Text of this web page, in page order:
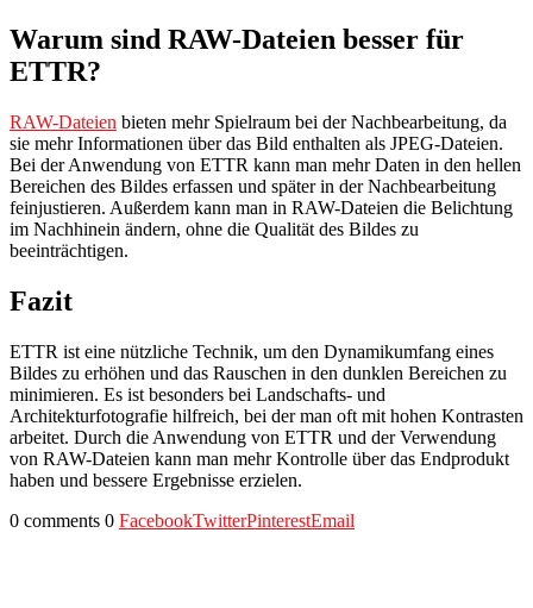
Warum sind RAW-Dateien besser für
ETTR?
RAW-Dateien bieten mehr Spielraum bei der Nachbearbeitung, da
sie mehr Informationen über das Bild enthalten als JPEG-Dateien.
Bei der Anwendung von ETTR kann man mehr Daten in den hellen
Bereichen des Bildes erfassen und später in der Nachbearbeitung
feinjustieren. Außerdem kann man in RAW-Dateien die Belichtung
im Nachhinein ändern, ohne die Qualität des Bildes zu
beeinträchtigen.
Fazit
ETTR ist eine nützliche Technik, um den Dynamikumfang eines
Bildes zu erhöhen und das Rauschen in den dunklen Bereichen zu
minimieren. Es ist besonders bei Landschafts- und
Architekturfotografie hilfreich, bei der man oft mit hohen Kontrasten
arbeitet. Durch die Anwendung von ETTR und der Verwendung
von RAW-Dateien kann man mehr Kontrolle über das Endprodukt
haben und bessere Ergebnisse erzielen.
0 comments 0 FacebookTwitterPinterestEmail